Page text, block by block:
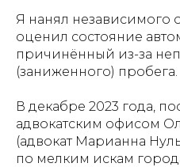
Я нанял независимого
оценил состояние
причинённый из-за
(заниженного) пробега.
В декабре 2023 года,
адвокатским офисом
(адвокат Марианна
по мелким искам